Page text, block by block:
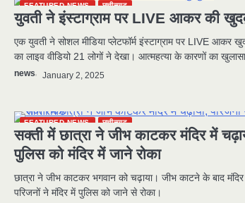
FEATURED NEWS छत्तीसगढ़
युवती ने इंस्टाग्राम पर LIVE आकर की
एक युवती ने सोशल मीडिया प्लेटफॉर्म इंस्टाग्राम पर LIVE आकर
का लाइव वीडियो 21 लोगों ने देखा। आत्महत्या के कारणों का
news January 2, 2025
FEATURED NEWS छत्तीसगढ़
सक्ती में छात्रा ने जीभ काटकर मंदिर में
पुलिस को मंदिर में जाने रोका
छात्रा ने जीभ काटकर भगवान को चढ़ाया। जीभ काटने के बाद
परिजनों ने मंदिर में पुलिस को जाने से रोका।